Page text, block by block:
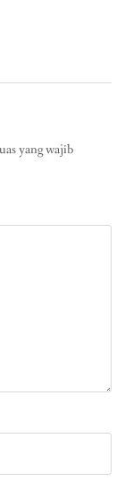
yang wajib